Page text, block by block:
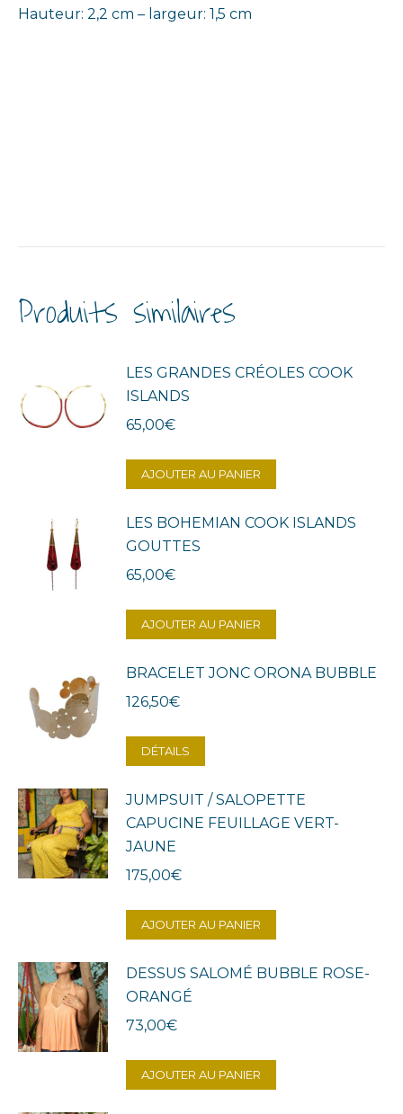
Hauteur: 2,2 cm – largeur: 1,5 cm
Produits similaires
LES GRANDES CRÉOLES COOK
ISLANDS
65,00€
AJOUTER AU PANIER
LES BOHEMIAN COOK ISLANDS
GOUTTES
65,00€
AJOUTER AU PANIER
BRACELET JONC ORONA BUBBLE
126,50€
DÉTAILS
JUMPSUIT / SALOPETTE
CAPUCINE FEUILLAGE VERT-
JAUNE
175,00€
AJOUTER AU PANIER
DESSUS SALOMÉ BUBBLE ROSE-
ORANGÉ
73,00€
AJOUTER AU PANIER